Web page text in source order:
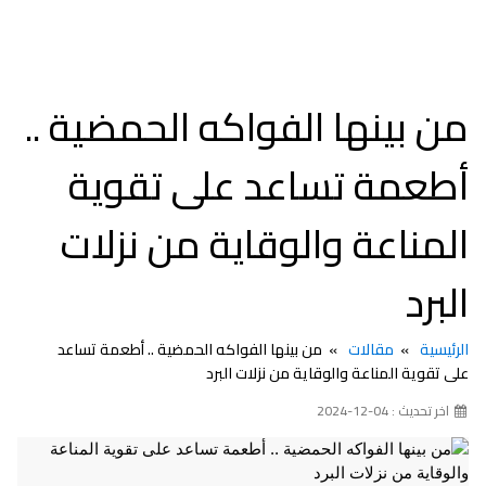
من بينها الفواكه الحمضية ..
أطعمة تساعد على تقوية
المناعة والوقاية من نزلات
البرد
الرئيسية مقالات
من بينها الفواكه الحمضية .. أطعمة تساعد
على تقوية المناعة والوقاية من نزلات البرد
اخر تحديث : 04-12-2024